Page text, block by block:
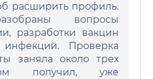
расширить профиль.
вопросы
разработки вакцин
Проверка
заняла около трех
получил, уже